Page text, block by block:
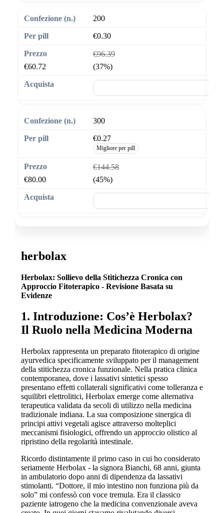
200
€0.30
€96.39
€60.72
(37%)
300
€0.27
Migliore per pill
€144.58
€80.00
(45%)
herbolax
Herbolax: Sollievo della Stitichezza Cronica con
Approccio Fitoterapico - Revisione Basata su
Evidenze
1. Introduzione: Cos’è Herbolax?
Il Ruolo nella Medicina Moderna
Herbolax rappresenta un preparato fitoterapico di origine
ayurvedica specificamente sviluppato per il management
della stitichezza cronica funzionale. Nella pratica clinica
contemporanea, dove i lassativi sintetici spesso
presentano effetti collaterali significativi come tolleranza e
squilibri elettrolitici, Herbolax emerge come alternativa
terapeutica validata da secoli di utilizzo nella medicina
tradizionale indiana. La sua composizione sinergica di
principi attivi vegetali agisce attraverso molteplici
meccanismi fisiologici, offrendo un approccio olistico al
ripristino della regolarità intestinale.
Ricordo distintamente il primo caso in cui ho considerato
seriamente Herbolax - la signora Bianchi, 68 anni, giunta
in ambulatorio dopo anni di dipendenza da lassativi
stimolanti. “Dottore, il mio intestino non funziona più da
solo” mi confessò con voce tremula. Era il classico
paziente iatrogeno che la medicina convenzionale aveva